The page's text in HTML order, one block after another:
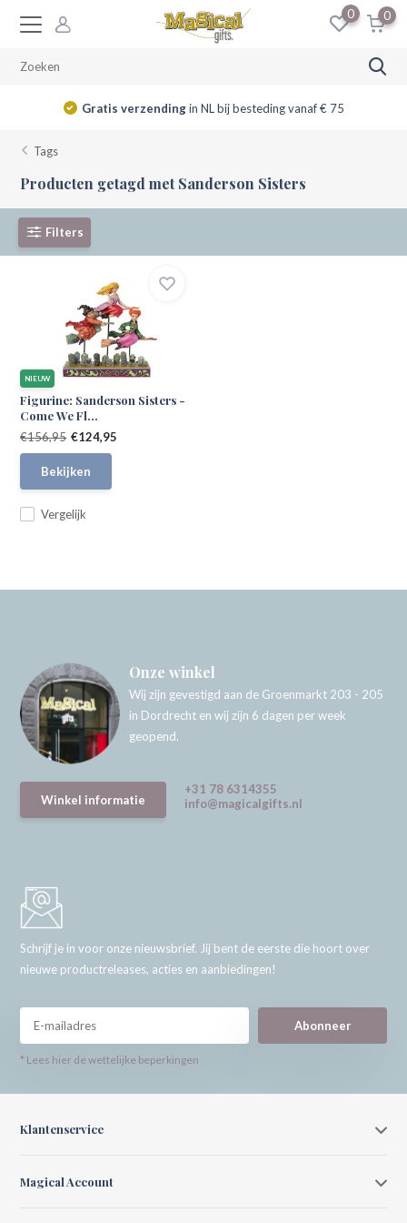
0 0
Gratis verzendingin NL bij besteding vanaf € 75
Tags
Producten getagd met Sanderson Sisters
Filters
NIEUW
Figurine: Sanderson Sisters -
Come We Fl...
Vergelijk
€156,95 €124,95
Bekijken
Onze winkel
Wij zijn gevestigd aan de Groenmarkt 203 - 205
in Dordrecht en wij zijn 6 dagen per week
geopend.
Winkel informatie
+31 78 6314355
info@magicalgifts.nl
Schrijf je in voor onze nieuwsbrief. Jij bent de eerste die hoort over
nieuwe productreleases, acties en aanbiedingen!
Abonneer
* Lees hier de wettelijke beperkingen
Klantenservice
Magical Account